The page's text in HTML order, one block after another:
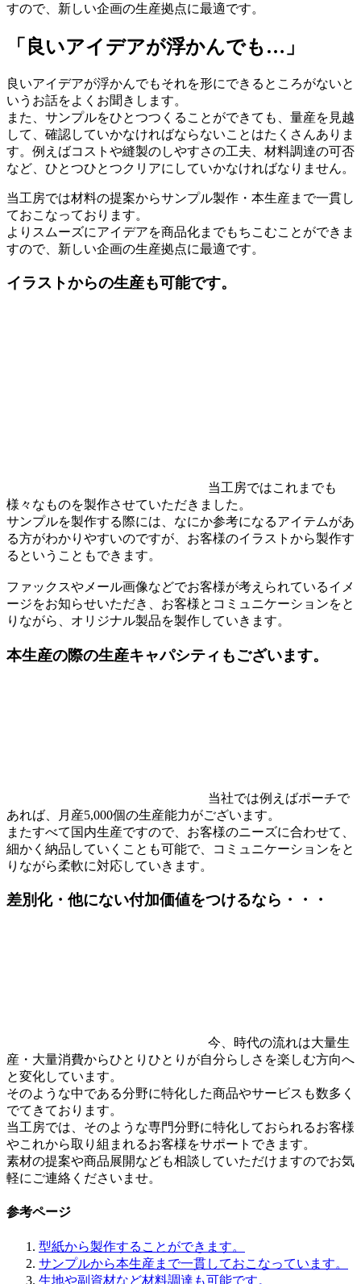
すので、新しい企画の生産拠点に最適です。
「良いアイデアが浮かんでも…」
良いアイデアが浮かんでもそれを形にできるところがないと
いうお話をよくお聞きします。
また、サンプルをひとつつくることができても、量産を見越
して、確認していかなければならないことはたくさんありま
す。例えばコストや縫製のしやすさの工夫、材料調達の可否
など、ひとつひとつクリアにしていかなければなりません。
当工房では材料の提案からサンプル製作・本生産まで一貫し
ておこなっております。
よりスムーズにアイデアを商品化までもちこむことができま
すので、新しい企画の生産拠点に最適です。
イラストからの生産も可能です。
当工房ではこれまでも
様々なものを製作させていただきました。
サンプルを製作する際には、なにか参考になるアイテムがあ
る方がわかりやすいのですが、お客様のイラストから製作す
るということもできます。
ファックスやメール画像などでお客様が考えられているイメ
ージをお知らせいただき、お客様とコミュニケーションをと
りながら、オリジナル製品を製作していきます。
本生産の際の生産キャパシティもございます。
当社では例えばポーチで
あれば、月産5,000個の生産能力がございます。
またすべて国内生産ですので、お客様のニーズに合わせて、
細かく納品していくことも可能で、コミュニケーションをと
りながら柔軟に対応していきます。
差別化・他にない付加価値をつけるなら・・・
今、時代の流れは大量生
産・大量消費からひとりひとりが自分らしさを楽しむ方向へ
と変化しています。
そのような中である分野に特化した商品やサービスも数多く
でてきております。
当工房では、そのような専門分野に特化しておられるお客様
やこれから取り組まれるお客様をサポートできます。
素材の提案や商品展開なども相談していただけますのでお気
軽にご連絡くださいませ。
参考ページ
型紙から製作することができます。
サンプルから本生産まで一貫しておこなっています。
生地や副資材など材料調達も可能です。